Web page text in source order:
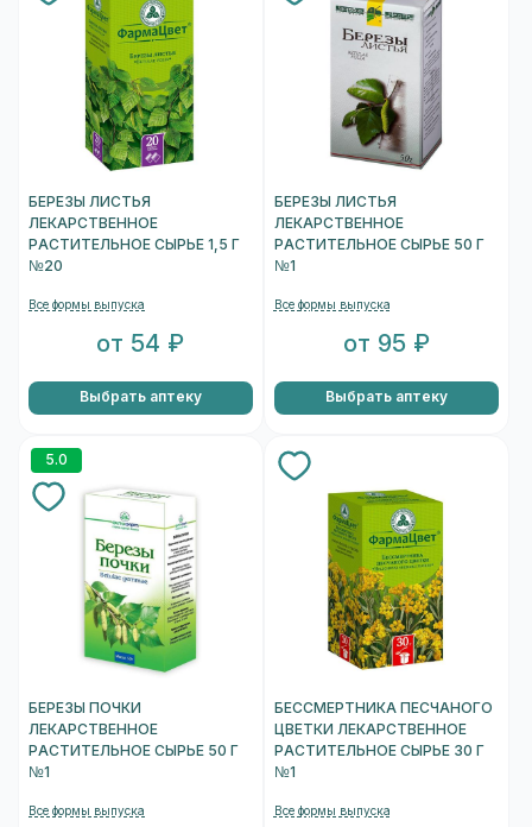
БЕРЕЗЫ ЛИСТЬЯ
ЛЕКАРСТВЕННОЕ
РАСТИТЕЛЬНОЕ СЫРЬЕ 1,5 Г
№20
Все формы выпуска
от 54 ₽
Выбрать аптеку
БЕРЕЗЫ ЛИСТЬЯ
ЛЕКАРСТВЕННОЕ
РАСТИТЕЛЬНОЕ СЫРЬЕ 50 Г
№1
Все формы выпуска
от 95 ₽
Выбрать аптеку
5.0
БЕРЕЗЫ ПОЧКИ
ЛЕКАРСТВЕННОЕ
РАСТИТЕЛЬНОЕ СЫРЬЕ 50 Г
№1
Все формы выпуска
БЕССМЕРТНИКА ПЕСЧАНОГО
ЦВЕТКИ ЛЕКАРСТВЕННОЕ
РАСТИТЕЛЬНОЕ СЫРЬЕ 30 Г
№1
Все формы выпуска